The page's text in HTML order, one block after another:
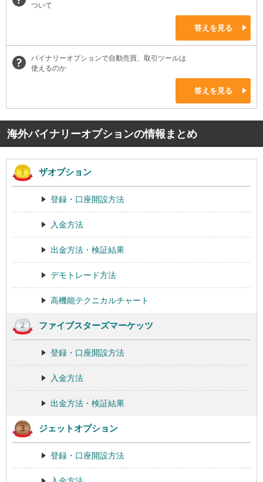
ついて
答えを見る
バイナリーオプションで自動売買、取引ツールは
使えるのか
答えを見る
海外バイナリーオプションの情報まとめ
ザオプション
登録・口座開設方法
入金方法
出金方法・検証結果
デモトレード方法
高機能テクニカルチャート
ファイブスターズマーケッツ
登録・口座開設方法
入金方法
出金方法・検証結果
ジェットオプション
登録・口座開設方法